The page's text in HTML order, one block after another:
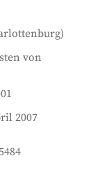
von
2007